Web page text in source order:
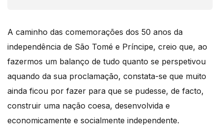
A caminho das comemorações dos 50 anos da
independência de São Tomé e Príncipe, creio que, ao
fazermos um balanço de tudo quanto se perspetivou
aquando da sua proclamação, constata-se que muito
ainda ficou por fazer para que se pudesse, de facto,
construir uma nação coesa, desenvolvida e
economicamente e socialmente independente.